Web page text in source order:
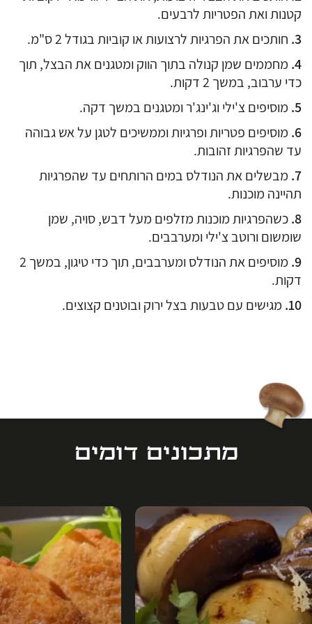
קטנות ואת הפטריות לרבעים.
חותכים את הפרגיות לרצועות או קוביות בגודל 2 ס"מ.
מחממים שמן קנולה בתוך הווק ומטגנים את הבצל, תוך
כדי ערבוב, במשך 2 דקות.
מוסיפים צ'ילי וג'ינג'ר ומטגנים במשך דקה.
מוסיפים פטריות ופרגיות וממשיכים לטגן על אש גבוהה
עד שהפרגיות זהובות.
מבשלים את הנודלס במים הרותחים עד שהפרגיות
תהיינה מוכנות.
כשהפרגיות מוכנות מזלפים מעל דבש, סויה, שמן
שומשום ורוטב צ'ילי ומערבבים.
מוסיפים את הנודלס ומערבבים, תוך כדי טיגון, במשך 2
דקות.
מגישים עם טבעות בצל ירוק ובוטנים קצוצים.
מתכונים דומים